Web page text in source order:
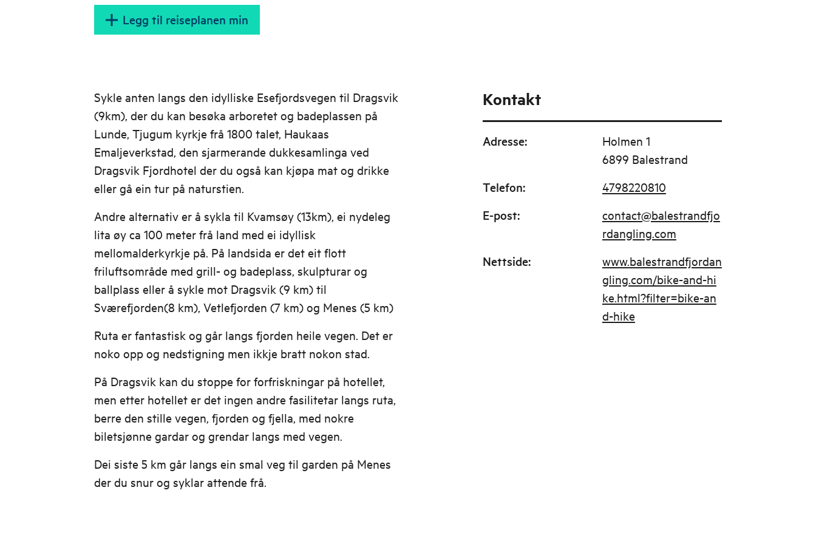
Legg til reiseplanen min
Sykle anten langs den idylliske Esefjordsvegen til Dragsvik
(9km), der du kan besøka arboretet og badeplassen på
Lunde, Tjugum kyrkje frå 1800 talet, Haukaas
Emaljeverkstad, den sjarmerande dukkesamlinga ved
Dragsvik Fjordhotel der du også kan kjøpa mat og drikke
eller gå ein tur på naturstien.
Andre alternativ er å sykla til Kvamsøy (13km), ei nydeleg
lita øy ca 100 meter frå land med ei idyllisk
mellomalderkyrkje på. På landsida er det eit flott
friluftsområde med grill- og badeplass, skulpturar og
ballplass eller å sykle mot Dragsvik (9 km) til
Sværefjorden(8 km), Vetlefjorden (7 km) og Menes (5 km)
Ruta er fantastisk og går langs fjorden heile vegen. Det er
noko opp og nedstigning men ikkje bratt nokon stad.
På Dragsvik kan du stoppe for forfriskningar på hotellet,
men etter hotellet er det ingen andre fasilitetar langs ruta,
berre den stille vegen, fjorden og fjella, med nokre
biletsjønne gardar og grendar langs med vegen.
Dei siste 5 km går langs ein smal veg til garden på Menes
der du snur og syklar attende frå.
Kontakt
Adresse:
Holmen 1
6899 Balestrand
Telefon: 4798220810
E-post:
contact@balestrandfjo
rdangling.com
Nettside:
www.balestrandfjordan
gling.com/bike-and-hi
ke.html?filter=bike-an
d-hike